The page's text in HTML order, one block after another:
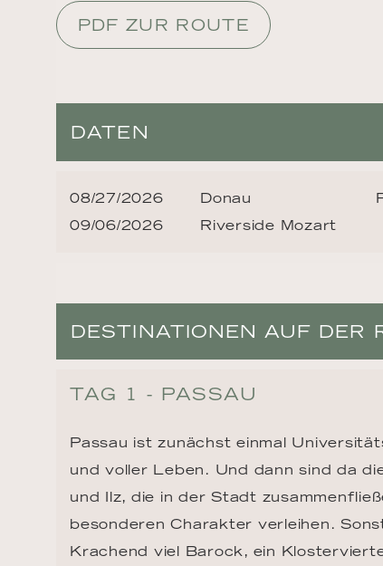
PDF ZUR ROUTE
DATEN
08/27/2026
09/06/2026
Donau
Riverside Mozart
DESTINATIONEN AUF DER
TAG 1 - PASSAU
Passau ist zunächst einmal
und voller Leben. Und dann sind da
und Ilz, die in der Stadt
besonderen Charakter verleihen.
Krachend viel Barock, ein